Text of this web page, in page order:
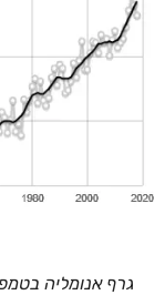
גרף אנומליה